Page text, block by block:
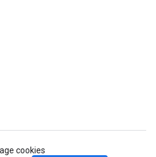
cookies